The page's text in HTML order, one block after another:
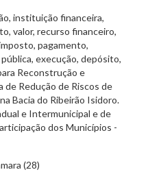
instituição financeira,
valor, recurso financeiro,
pagamento,
execução, depósito,
Reconstrução e
de Redução de Riscos de
Bacia do Ribeirão Isidoro.
e Intermunicipal e de
dos Municípios -
(28)